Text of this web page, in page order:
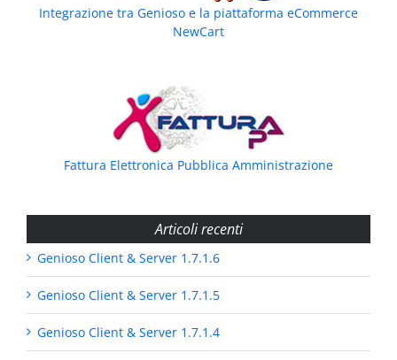
Integrazione tra Genioso e la piattaforma eCommerce
NewCart
Fattura Elettronica Pubblica Amministrazione
Articoli recenti
Genioso Client & Server 1.7.1.6
Genioso Client & Server 1.7.1.5
Genioso Client & Server 1.7.1.4